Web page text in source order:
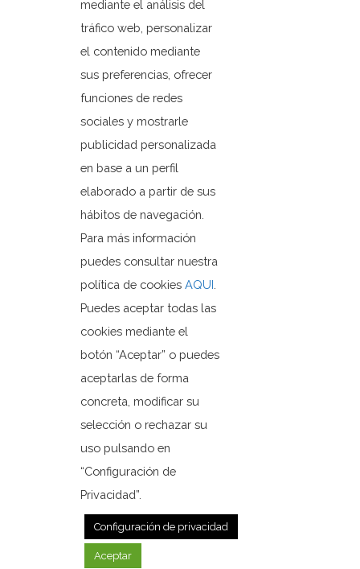
+3496 685 50 80
ajuntament@orxeta.es
Política de Privacidad
Política de cookies
© 2020 Web desarrollada por el Servicio de Informática
de Diputación de Alicante
mediante el análisis del
tráfico web, personalizar
el contenido mediante
sus preferencias, ofrecer
funciones de redes
sociales y mostrarle
publicidad personalizada
en base a un perfil
elaborado a partir de sus
hábitos de navegación.
Para más información
puedes consultar nuestra
política de cookies AQUI
Puedes aceptar todas las
cookies mediante el
botón “Aceptar” o puedes
aceptarlas de forma
concreta, modificar su
selección o rechazar su
uso pulsando en
“Configuración de
Privacidad”.
Configuración de privacidad
Aceptar